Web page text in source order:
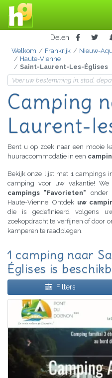
Delen
Welkom Frankrijk
Nieuw-
Haute-Vienne
Saint-Laurent-Les-Églises
Camping
Laurent-
Bent u op zoek naar een mooie
huuraccommodatie in een
Bekijk onze lijst met 1 campings
camping voor uw vakantie! We
campings "Favorieten" onder
Haute-Vienne. Ontdek uw
die is gedefinieerd volgens
zoekopdracht te verfijnen of door
kamperen te raadplegen.
1 camping naar
Églises is
Filters